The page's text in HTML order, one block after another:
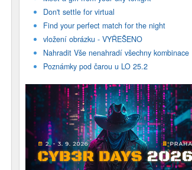
Don't settle for virtual
Find your perfect match for the night
vložení obrázku - VYŘEŠENO
Nahradit Vše nenahradí všechny kombinace
Poznámky pod čarou u LO 25.2